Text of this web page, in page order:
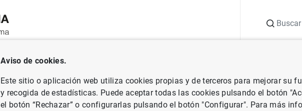
Áreas de actuación
Noticias del Banco Central Europeo Notas de prensa del Banco Central Europeo
Aviso de cookies.
Este sitio o aplicación web utiliza cookies propias y de terceros para mejorar su
y recogida de estadísticas. Puede aceptar todas las cookies pulsando el botón
el botón “Rechazar” o configurarlas pulsando el botón "Configurar". Para más